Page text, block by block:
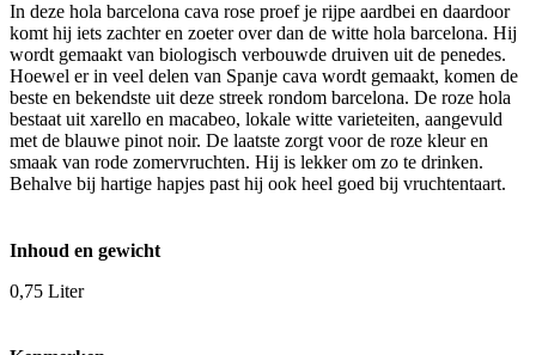
In deze hola barcelona cava rose proef je rijpe aardbei en daardoor
komt hij iets zachter en zoeter over dan de witte hola barcelona. Hij
wordt gemaakt van biologisch verbouwde druiven uit de penedes.
Hoewel er in veel delen van Spanje cava wordt gemaakt, komen de
beste en bekendste uit deze streek rondom barcelona. De roze hola
bestaat uit xarello en macabeo, lokale witte varieteiten, aangevuld
met de blauwe pinot noir. De laatste zorgt voor de roze kleur en
smaak van rode zomervruchten. Hij is lekker om zo te drinken.
Behalve bij hartige hapjes past hij ook heel goed bij vruchtentaart.
Inhoud en gewicht
0,75 Liter